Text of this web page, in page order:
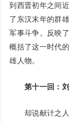
到西晋初年之间
了东汉末年的群
军事斗争。反映
概括了这一时代
雄人物。
第十一回：
却说献计之人